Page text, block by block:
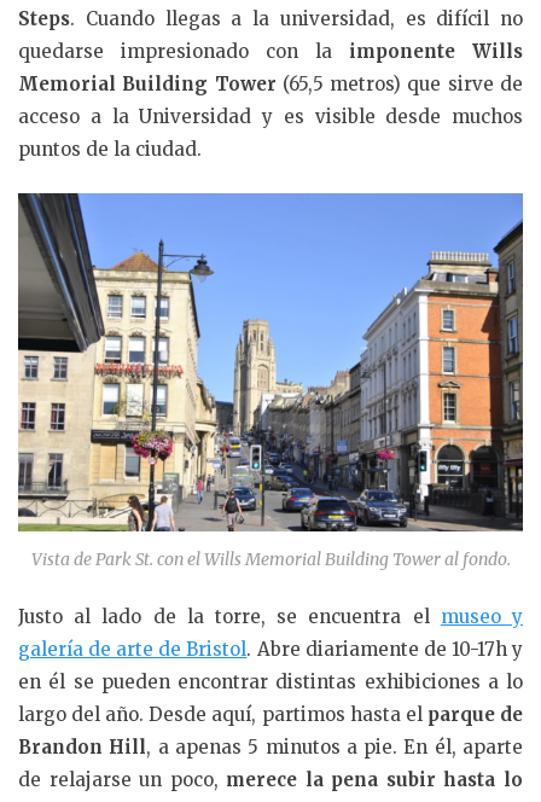
Steps. Cuando llegas a la universidad, es difícil no
quedarse impresionado con la imponente Wills
Memorial Building Tower (65,5 metros) que sirve de
acceso a la Universidad y es visible desde muchos
puntos de la ciudad.
Vista de Park St. con el Wills Memorial Building Tower al fondo.
Justo al lado de la torre, se encuentra el museo y
galería de arte de Bristol. Abre diariamente de 10-17h y
en él se pueden encontrar distintas exhibiciones a lo
largo del año. Desde aquí, partimos hasta el parque de
Brandon Hill, a apenas 5 minutos a pie. En él, aparte
de relajarse un poco, merece la pena subir hasta lo